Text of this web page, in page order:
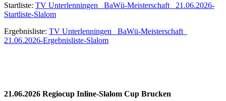
Startliste: TV Unterlenningen_ BaWü-Meisterschaft_ 21.06.2026-
Startliste-Slalom
Ergebnisliste: TV Unterlenningen_ BaWü-Meisterschaft_
21.06.2026-Ergebnisliste-Slalom
21.06.2026 Regiocup Inline-Slalom Cup Brucken